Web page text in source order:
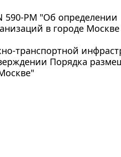
590-РМ "Об определении
в городе
транспортной
Порядка